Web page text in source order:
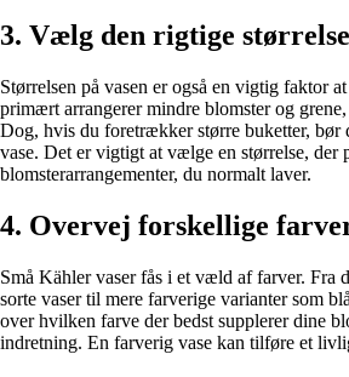
3. Vælg den rigtige størrelse
Størrelsen på vasen er også en vigtig faktor
primært arrangerer mindre blomster og
Dog, hvis du foretrækker større buketter, bør
vase. Det er vigtigt at vælge en størrelse, der
blomsterarrangementer, du normalt laver.
4. Overvej forskellige
Små Kähler vaser fås i et væld af farver. Fra
sorte vaser til mere farverige varianter som
over hvilken farve der bedst supplerer dine
indretning. En farverig vase kan tilføre et